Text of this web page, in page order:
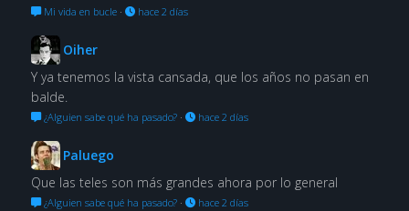
Mi vida en bucle· hace 2 días
Oiher
Y ya tenemos la vista cansada, que los años no pasan en
balde.
¿Alguien sabe qué ha pasado?· hace 2 días
Paluego
Que las teles son más grandes ahora por lo general
¿Alguien sabe qué ha pasado?· hace 2 días